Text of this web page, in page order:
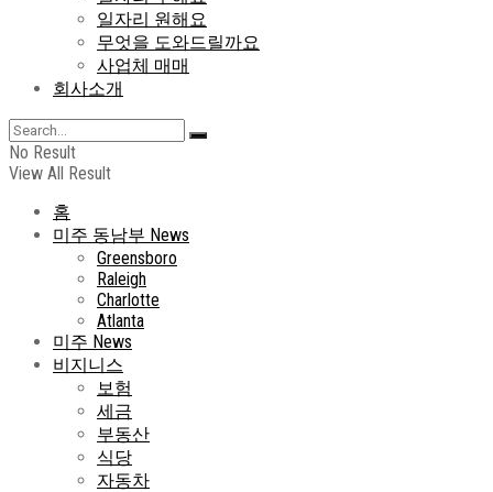
일자리 원해요
무엇을 도와드릴까요
사업체 매매
회사소개
No Result
View All Result
홈
미주 동남부 News
Greensboro
Raleigh
Charlotte
Atlanta
미주 News
비지니스
보험
세금
부동산
식당
자동차